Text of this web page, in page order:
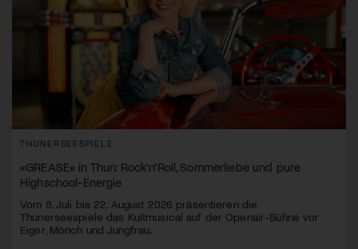
THUNERSEESPIELE
«GREASE» in Thun: Rock’n’Roll, Sommerliebe und pure
Highschool-Energie
Vom 8. Juli bis 22. August 2026 präsentieren die
Thunerseespiele das Kultmusical auf der Openair-Bühne vor
Eiger, Mönch und Jungfrau.